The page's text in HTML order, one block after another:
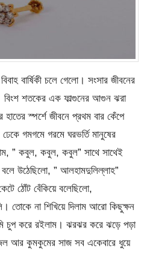
বার্ষিকী চলে গেলো। সংসার জীবনের
বিংশ শতকের এক ফাল্গুনের আগুন ঝরা
স্পর্শে জীবনে প্রথম বার কেঁপে
গমগমে গরমে ঘরভর্তি মানুষের
” কবুল, কবুল, কবুল” সাথে সাথেই
উঠেছিলো, ” আলহামদুলিল্লাহ”
ঠোঁট বেঁকিয়ে বলেছিলো,
তোকে না শিখিয়ে দিলাম আরো কিছুক্ষন
চুপ করে রইলাম। ঝরঝর করে ঝড়ে পড়া
আর কুমকুমের সাজ সব একেবারে ধুয়ে